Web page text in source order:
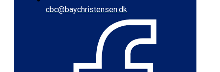
cbc@baychristensen.dk